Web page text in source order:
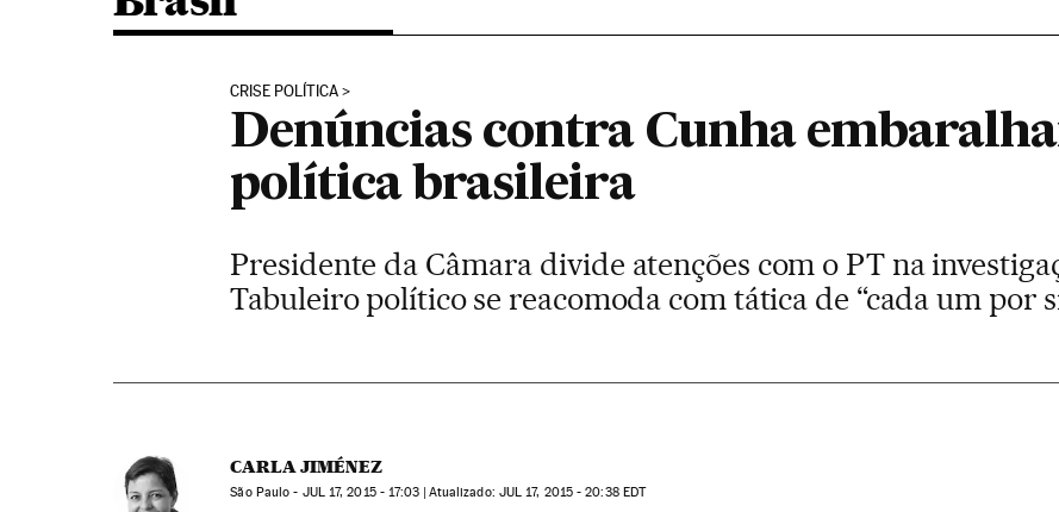
CRISE POLÍTICA
Denúncias contra Cunha
política brasileira
Presidente da Câmara divide atenções com o PT na
Tabuleiro político se reacomoda com tática de “cada um por
CARLA JIMÉNEZ
São Paulo - JUL17, 2015 - 17:03 atualizado: JUL 17, 2015 - 20:38EDT